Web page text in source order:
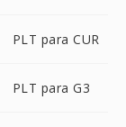
PLT para CUR
PLT para G3